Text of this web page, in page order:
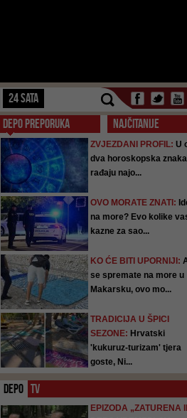
24 SATA
DEPO PREPORUKA NAJČITANIJE
ZVJEZDANI PROFIL: U
dva horoskopska
rađaju najo...
OVO MORATE ZNATI:
na more? Evo kolike
kazne za sao...
KO ĆE BITI UPORNIJI:
se spremate na more u
Makarsku, ovo mo...
TRADICIJA U ŠPICI
SEZONE: Hrvatski
'kukuruz-turizam' tjera
goste, Ni...
DEPO TV
EPIZODA „ZATURENA